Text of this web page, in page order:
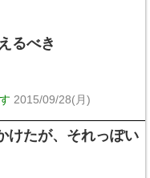
るべき
2015/09/28(月)
けたが、それっぽい